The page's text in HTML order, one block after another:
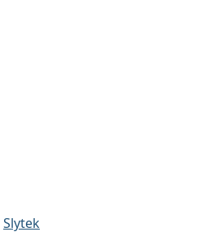
Slytek